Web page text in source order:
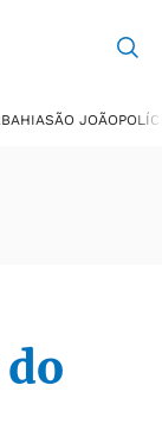
BAHIASÃO JOÃO